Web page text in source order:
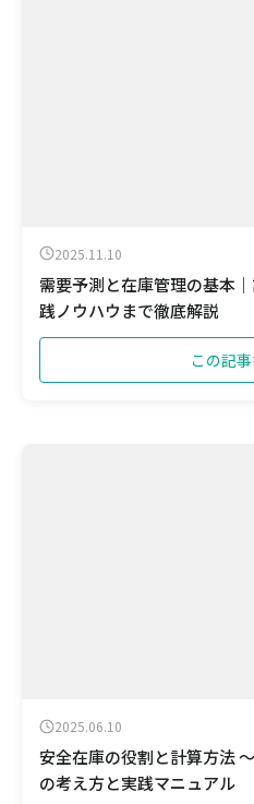
2025.11.10
需要予測と在庫管理の基本
践ノウハウまで徹底解説
この記
2025.06.10
安全在庫の役割と計算方法
の考え方と実践マニュアル